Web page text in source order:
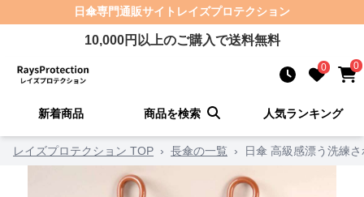
日傘専門通販サイト レイズプロテクション
10,000円以上のご購入で送料無料
0 0
新着商品 商品を検索 人気ランキング
レイズプロテクション TOP › 長傘の一覧 › 日傘 高級感漂う洗練